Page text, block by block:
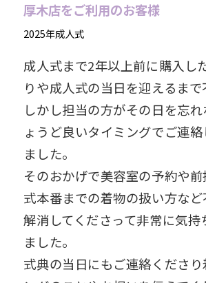
厚木店をご利用のお客様
2025年成人式
成人式まで2年以上前に購入し
りや成人式の当日を迎えるまで
しかし担当の方がその日を忘
ょうど良いタイミングでご連
ました。
そのおかげで美容室の予約や
式本番までの着物の扱い方な
解消してくださって非常に気持
ました。
式典の当日にもご連絡くださ